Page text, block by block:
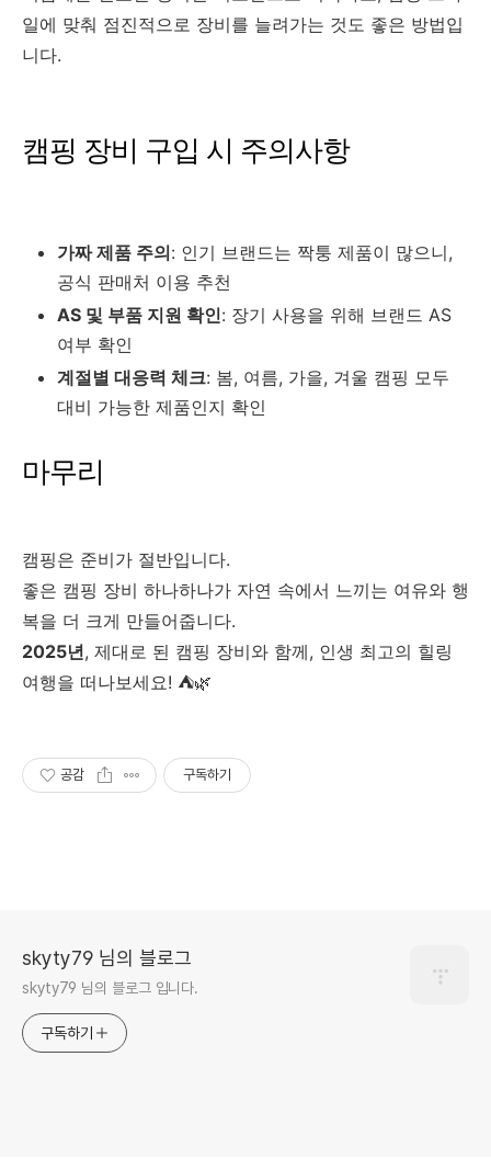
일에 맞춰 점진적으로 장비를 늘려가는 것도 좋은 방법입
니다.
캠핑 장비 구입 시 주의사항
가짜 제품 주의: 인기 브랜드는 짝퉁 제품이 많으니,
공식 판매처 이용 추천
AS 및 부품 지원 확인: 장기 사용을 위해 브랜드 AS
여부 확인
계절별 대응력 체크: 봄, 여름, 가을, 겨울 캠핑 모두
대비 가능한 제품인지 확인
마무리
캠핑은 준비가 절반입니다.
좋은 캠핑 장비 하나하나가 자연 속에서 느끼는 여유와 행
복을 더 크게 만들어줍니다.
2025년, 제대로 된 캠핑 장비와 함께, 인생 최고의 힐링
여행을 떠나보세요! ⛺🌿
공감 구독하기
skyty79 님의 블로그
skyty79 님의 블로그 입니다.
구독하기